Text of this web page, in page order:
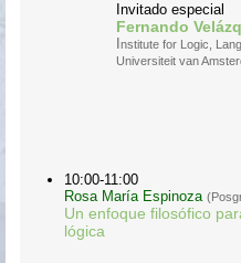
Invitado especial
Fernando
nstitute for Logic,
Universiteit van
10:00-11:00
Rosa María Espinoza
Un enfoque filosófico
lógica